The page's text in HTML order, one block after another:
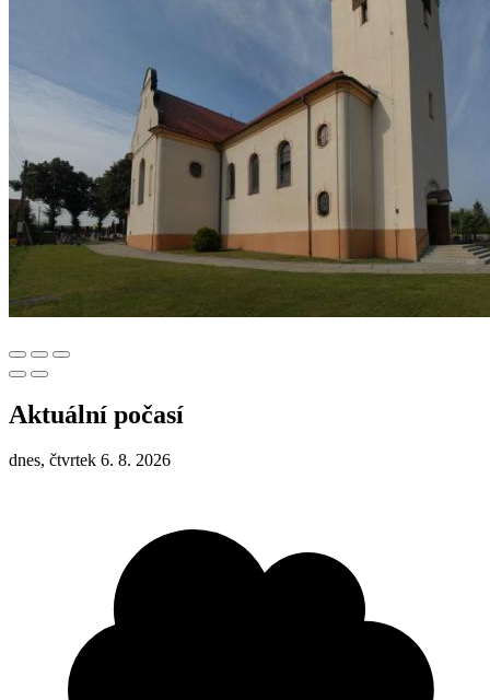
Aktuální počasí
dnes, čtvrtek 6. 8. 2026